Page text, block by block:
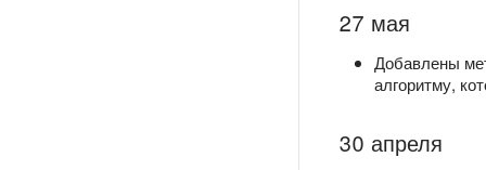
27 мая
Добавлены
алгоритму,
30 апреля